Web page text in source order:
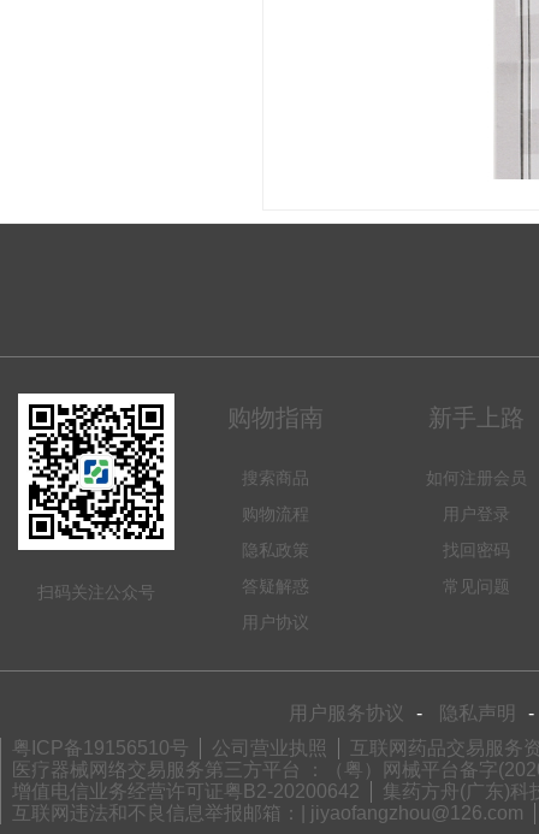
扫码关注公众号
购物指南
搜索商品
购物流程
隐私政策
答疑解惑
用户协议
新手上路
如何注册会员
用户登录
找回密码
常见问题
用户服务协议 - 隐私声明
-
粤ICP备19156510号
公司营业执照
互联网药品交易服务
医疗器械网络交易服务第三方平台 ：（粤）网械平台备字
增值电信业务经营许可证粤B2-20200642
集药方舟(广东)科
互联网违法和不良信息举报邮箱：| jiyaofangzhou@126.com